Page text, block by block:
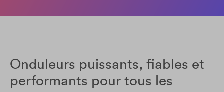
Onduleurs puissants, fiables et
performants pour tous les